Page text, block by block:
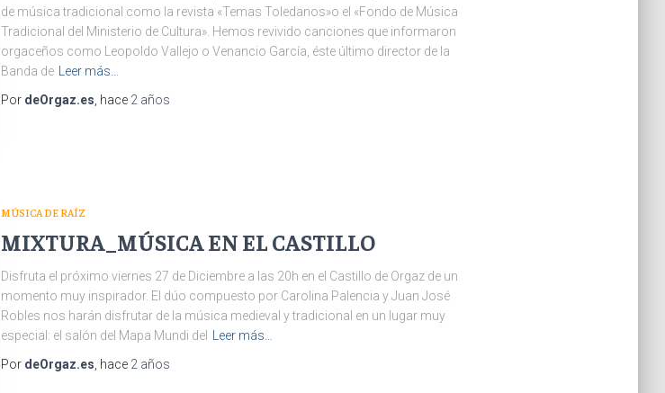
de música tradicional como la revista «Temas Toledanos»o el «Fondo de Música
Tradicional del Ministerio de Cultura». Hemos revivido canciones que informaron
orgaceños como Leopoldo Vallejo o Venancio García, éste último director de la
Banda de
Leer más…
Por deOrgaz.es , hace 2 años
MÚSICA DE RAÍZ
MIXTURA_MÚSICA EN EL CASTILLO
Disfruta el próximo viernes 27 de Diciembre a las 20h en el Castillo de Orgaz de un
momento muy inspirador. El dúo compuesto por Carolina Palencia y Juan José
Robles nos harán disfrutar de la música medieval y tradicional en un lugar muy
especial: el salón del Mapa Mundi del Leer más…
Por deOrgaz.es, hace 2 años